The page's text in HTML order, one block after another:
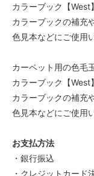
カラーブック【West
カラーブックの補充
色見本などにご使用
カーペット用の色毛
カラーブック【West
カラーブックの補充
色見本などにご使用
お支払方法
・銀行振込
・クレジットカード